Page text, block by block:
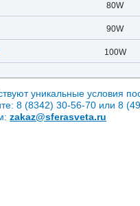
80W
90W
100W
уникальные условия
8 (8342) 30-56-70 или 8
zakaz@sferasveta.ru